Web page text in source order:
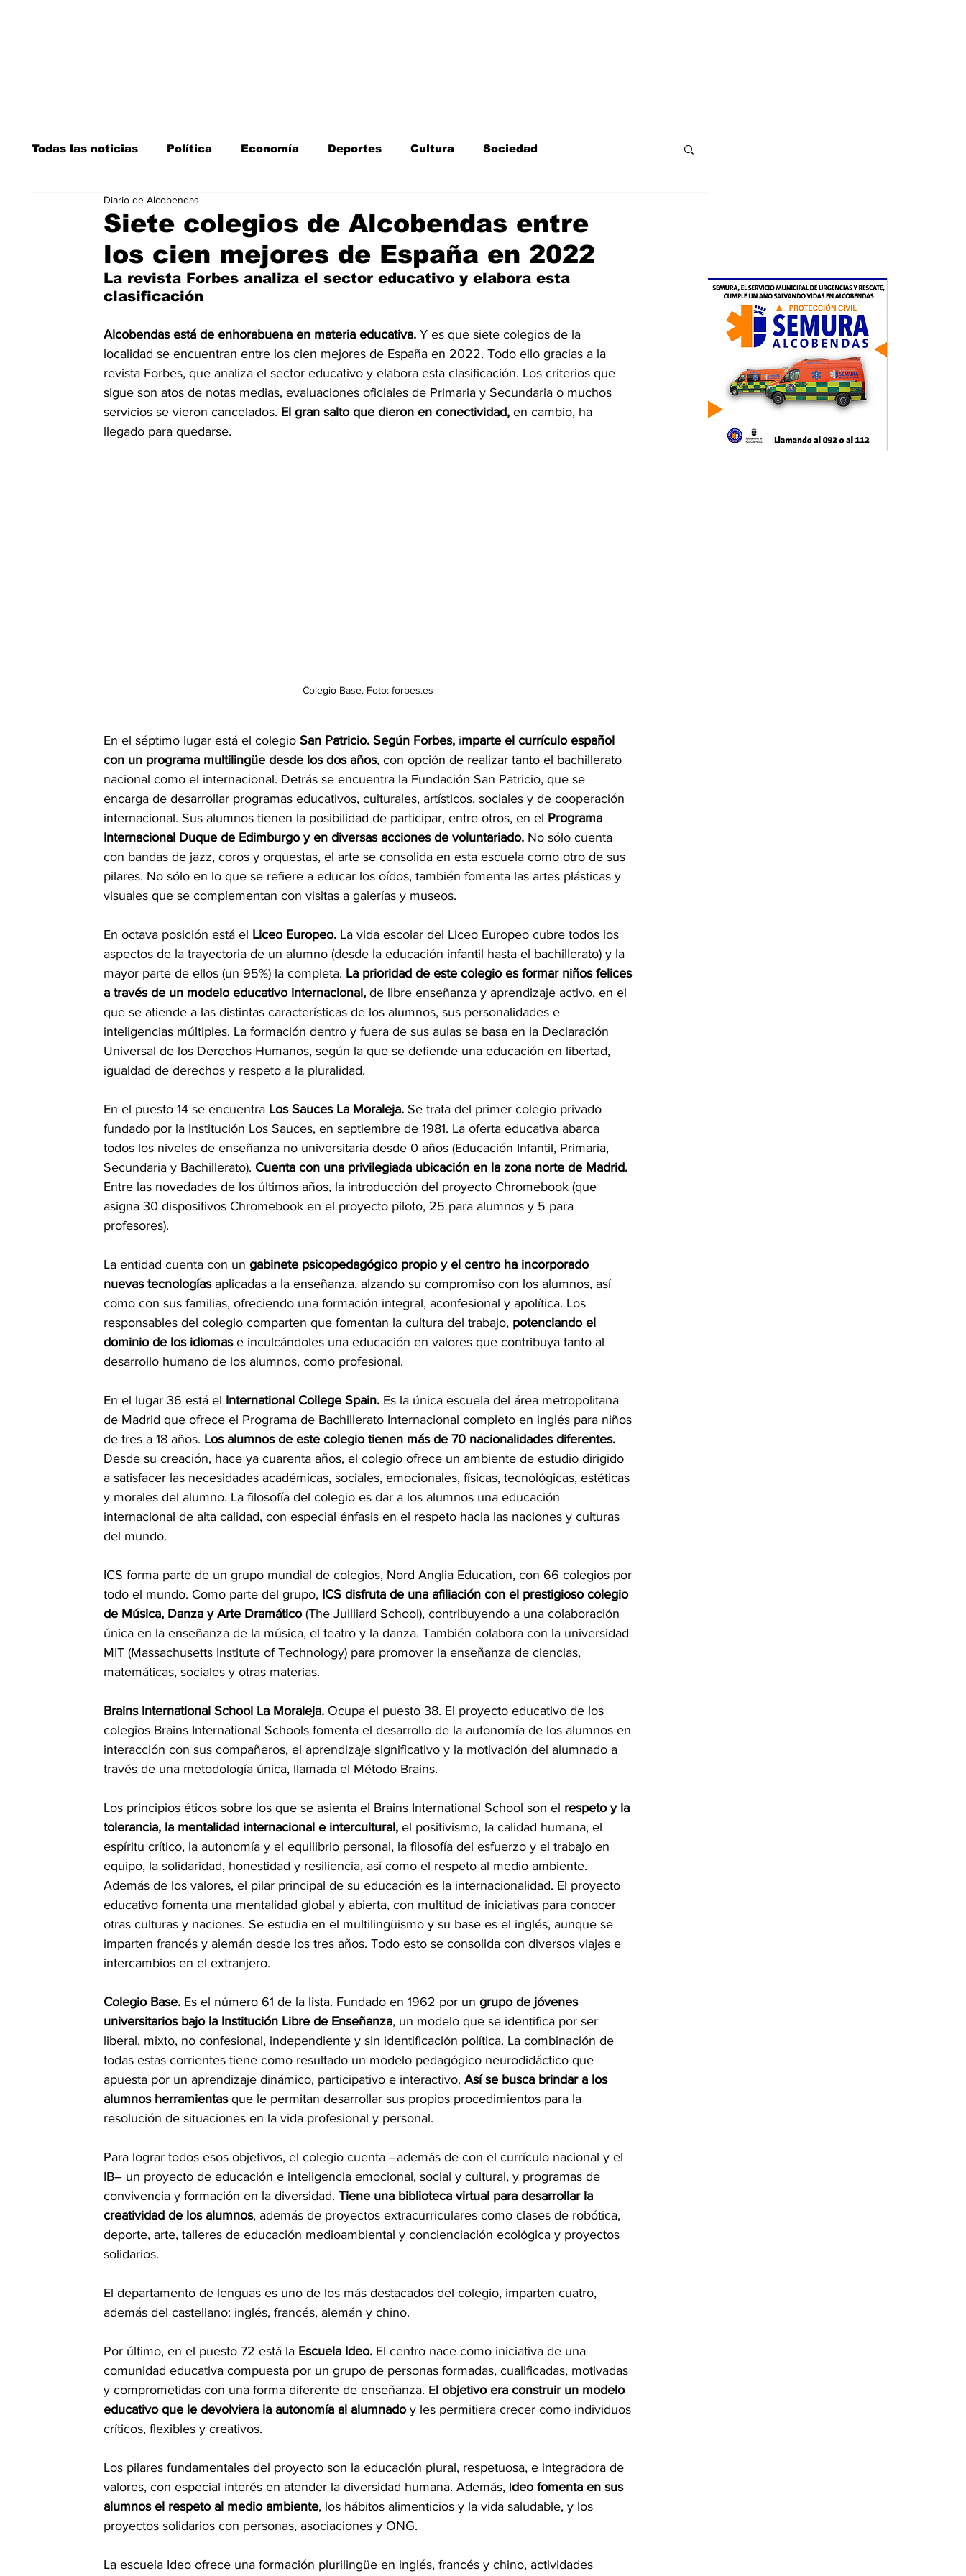
Todas las noticias Política Economía Deportes Cultura Sociedad
Salud y bienestar Educación e infancia
La verdad detrás de la guerra Kit Digital Sucesos Fiestas Mayores
Siete colegios de Alcobendas entre
los cien mejores de España en 2022
Diario de Alcobendas
La revista Forbes analiza el sector educativo y elabora esta
clasificación
Alcobendas está de enhorabuena en materia educativa. Y es que siete colegios de la
localidad se encuentran entre los cien mejores de España en 2022. Todo ello gracias a la
revista Forbes, que analiza el sector educativo y elabora esta clasificación. Los criterios que
sigue son atos de notas medias, evaluaciones oficiales de Primaria y Secundaria o muchos
servicios se vieron cancelados. El gran salto que dieron en conectividad, en cambio, ha
llegado para quedarse.
Colegio Base. Foto: forbes.es
En el séptimo lugar está el colegio San Patricio. Según Forbes, imparte el currículo español
con un programa multilingüe desde los dos años, con opción de realizar tanto el bachillerato
nacional como el internacional. Detrás se encuentra la Fundación San Patricio, que se
encarga de desarrollar programas educativos, culturales, artísticos, sociales y de cooperación
internacional. Sus alumnos tienen la posibilidad de participar, entre otros, en el Programa
Internacional Duque de Edimburgo y en diversas acciones de voluntariado. No sólo cuenta
con bandas de jazz, coros y orquestas, el arte se consolida en esta escuela como otro de sus
pilares. No sólo en lo que se refiere a educar los oídos, también fomenta las artes plásticas y
visuales que se complementan con visitas a galerías y museos.
En octava posición está el Liceo Europeo. La vida escolar del Liceo Europeo cubre todos los
aspectos de la trayectoria de un alumno (desde la educación infantil hasta el bachillerato) y la
mayor parte de ellos (un 95%) la completa. La prioridad de este colegio es formar niños felices
a través de un modelo educativo internacional, de libre enseñanza y aprendizaje activo, en el
que se atiende a las distintas características de los alumnos, sus personalidades e
inteligencias múltiples. La formación dentro y fuera de sus aulas se basa en la Declaración
Universal de los Derechos Humanos, según la que se defiende una educación en libertad,
igualdad de derechos y respeto a la pluralidad.
En el puesto 14 se encuentra Los Sauces La Moraleja. Se trata del primer colegio privado
fundado por la institución Los Sauces, en septiembre de 1981. La oferta educativa abarca
todos los niveles de enseñanza no universitaria desde 0 años (Educación Infantil, Primaria,
Secundaria y Bachillerato). Cuenta con una privilegiada ubicación en la zona norte de Madrid.
Entre las novedades de los últimos años, la introducción del proyecto Chromebook (que
asigna 30 dispositivos Chromebook en el proyecto piloto, 25 para alumnos y 5 para
profesores).
La entidad cuenta con un gabinete psicopedagógico propio y el centro ha incorporado
nuevas tecnologías aplicadas a la enseñanza, alzando su compromiso con los alumnos, así
como con sus familias, ofreciendo una formación integral, aconfesional y apolítica. Los
responsables del colegio comparten que fomentan la cultura del trabajo, potenciando el
dominio de los idiomas e inculcándoles una educación en valores que contribuya tanto al
desarrollo humano de los alumnos, como profesional.
En el lugar 36 está el International College Spain. Es la única escuela del área metropolitana
de Madrid que ofrece el Programa de Bachillerato Internacional completo en inglés para niños
de tres a 18 años. Los alumnos de este colegio tienen más de 70 nacionalidades diferentes.
Desde su creación, hace ya cuarenta años, el colegio ofrece un ambiente de estudio dirigido
a satisfacer las necesidades académicas, sociales, emocionales, físicas, tecnológicas, estéticas
y morales del alumno. La filosofía del colegio es dar a los alumnos una educación
internacional de alta calidad, con especial énfasis en el respeto hacia las naciones y culturas
del mundo.
ICS forma parte de un grupo mundial de colegios, Nord Anglia Education, con 66 colegios por
todo el mundo. Como parte del grupo, ICS disfruta de una afiliación con el prestigioso colegio
de Música, Danza y Arte Dramático (The Juilliard School), contribuyendo a una colaboración
única en la enseñanza de la música, el teatro y la danza. También colabora con la universidad
MIT (Massachusetts Institute of Technology) para promover la enseñanza de ciencias,
matemáticas, sociales y otras materias.
Brains International School La Moraleja. Ocupa el puesto 38. El proyecto educativo de los
colegios Brains International Schools fomenta el desarrollo de la autonomía de los alumnos en
interacción con sus compañeros, el aprendizaje significativo y la motivación del alumnado a
través de una metodología única, llamada el Método Brains.
Los principios éticos sobre los que se asienta el Brains International School son el respeto y la
tolerancia, la mentalidad internacional e intercultural, el positivismo, la calidad humana, el
espíritu crítico, la autonomía y el equilibrio personal, la filosofía del esfuerzo y el trabajo en
equipo, la solidaridad, honestidad y resiliencia, así como el respeto al medio ambiente.
Además de los valores, el pilar principal de su educación es la internacionalidad. El proyecto
educativo fomenta una mentalidad global y abierta, con multitud de iniciativas para conocer
otras culturas y naciones. Se estudia en el multilingüismo y su base es el inglés, aunque se
imparten francés y alemán desde los tres años. Todo esto se consolida con diversos viajes e
intercambios en el extranjero.
Colegio Base. Es el número 61 de la lista. Fundado en 1962 por un grupo de jóvenes
universitarios bajo la Institución Libre de Enseñanza, un modelo que se identifica por ser
liberal, mixto, no confesional, independiente y sin identificación política. La combinación de
todas estas corrientes tiene como resultado un modelo pedagógico neurodidáctico que
apuesta por un aprendizaje dinámico, participativo e interactivo. Así se busca brindar a los
alumnos herramientas que le permitan desarrollar sus propios procedimientos para la
resolución de situaciones en la vida profesional y personal.
Para lograr todos esos objetivos, el colegio cuenta –además de con el currículo nacional y el
IB– un proyecto de educación e inteligencia emocional, social y cultural, y programas de
convivencia y formación en la diversidad. Tiene una biblioteca virtual para desarrollar la
creatividad de los alumnos, además de proyectos extracurriculares como clases de robótica,
deporte, arte, talleres de educación medioambiental y concienciación ecológica y proyectos
solidarios.
El departamento de lenguas es uno de los más destacados del colegio, imparten cuatro,
además del castellano: inglés, francés, alemán y chino.
Por último, en el puesto 72 está la Escuela Ideo. El centro nace como iniciativa de una
comunidad educativa compuesta por un grupo de personas formadas, cualificadas, motivadas
y comprometidas con una forma diferente de enseñanza. El objetivo era construir un modelo
educativo que le devolviera la autonomía al alumnado y les permitiera crecer como individuos
críticos, flexibles y creativos.
Los pilares fundamentales del proyecto son la educación plural, respetuosa, e integradora de
valores, con especial interés en atender la diversidad humana. Además, Ideo fomenta en sus
alumnos el respeto al medio ambiente, los hábitos alimenticios y la vida saludable, y los
proyectos solidarios con personas, asociaciones y ONG.
La escuela Ideo ofrece una formación plurilingüe en inglés, francés y chino, actividades